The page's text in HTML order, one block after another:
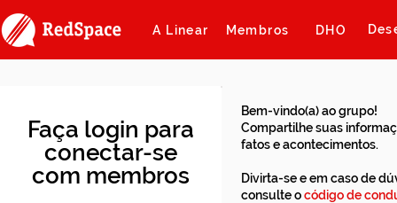
A Linear Membros DHO
Faça login para
conectar-se
com membros
Bem-vindo(a) ao grupo!
Compartilhe suas
fatos e acontecimentos.
Divirta-se e em caso de
consulte ocódigo de